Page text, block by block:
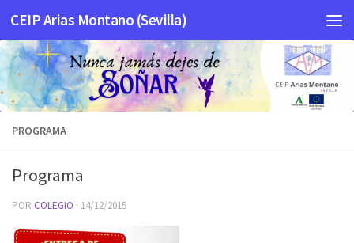
Saltar al contenido
CEIP Arias Montano (Sevilla)
PROGRAMA
Programa
POR COLEGIO · 14/12/2015